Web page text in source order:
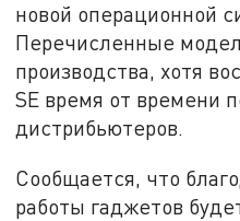
новой операционной
Перечисленные
производства, хотя
SE время от времени
дистрибьютеров.
Сообщается, что
работы гаджетов